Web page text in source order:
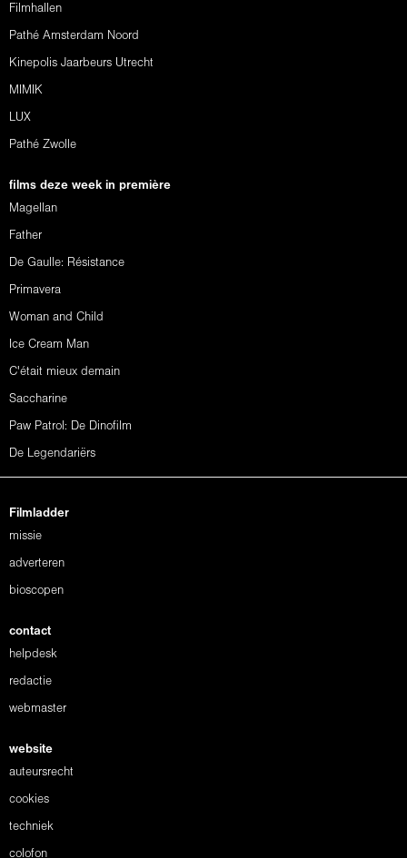
Filmhallen
Pathé Amsterdam Noord
Kinepolis Jaarbeurs Utrecht
MIMIK
LUX
Pathé Zwolle
films deze week in première
Magellan
Father
De Gaulle: Résistance
Primavera
Woman and Child
Ice Cream Man
C'était mieux demain
Saccharine
Paw Patrol: De Dinofilm
De Legendariërs
Filmladder
missie
adverteren
bioscopen
contact
helpdesk
redactie
webmaster
website
auteursrecht
cookies
techniek
colofon